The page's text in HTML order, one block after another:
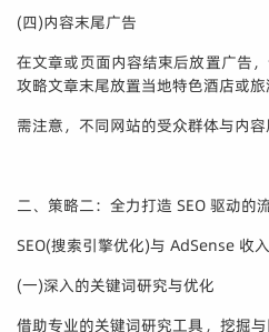
(四)内容末尾广告
在文章或页面内容结束后放置广告
攻略文章末尾放置当地特色酒店或
需注意，不同网站的受众群体与内
二、策略二：全力打造 SEO 驱动的
SEO(搜索引擎优化)与 AdSense 收
(一)深入的关键词研究与优化
借助专业的关键词研究工具，挖掘